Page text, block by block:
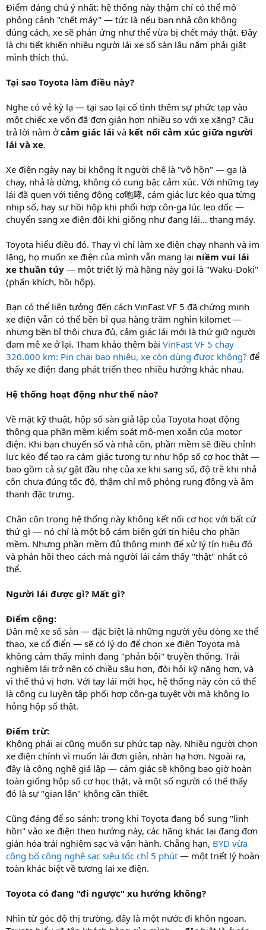
Điểm đáng chú ý nhất: hệ thống này thậm chí có thể mô
phỏng cảnh "chết máy" — tức là nếu bạn nhả côn không
đúng cách, xe sẽ phản ứng như thể vừa bị chết máy thật. Đây
là chi tiết khiến nhiều người lái xe số sàn lâu năm phải giật
mình thích thú.
Tại sao Toyota làm điều này?
Nghe có vẻ kỳ lạ — tại sao lại cố tình thêm sự phức tạp vào
một chiếc xe vốn đã đơn giản hơn nhiều so với xe xăng? Câu
trả lời nằm ởcảm giác lái và kết nối cảm xúc giữa người
lái và xe.
Xe điện ngày nay bị không ít người chê là "vô hồn" — ga là
chạy, nhả là dừng, không có cung bậc cảm xúc. Với những tay
lái đã quen với tiếng động cơ咆哮, cảm giác lực kéo qua từng
nhịp số, hay sự hồi hộp khi phối hợp côn-ga lúc leo dốc —
chuyển sang xe điện đôi khi giống như đang lái… thang máy.
Toyota hiểu điều đó. Thay vì chỉ làm xe điện chạy nhanh và im
lặng, họ muốn xe điện của mình vẫn mang lại niềm vui lái
xe thuần túy — một triết lý mà hãng này gọi là "Waku-Doki"
(phấn khích, hồi hộp).
Bạn có thể liên tưởng đến cách VinFast VF 5 đã chứng minh
xe điện vẫn có thể bền bỉ qua hàng trăm nghìn kilomet —
nhưng bền bỉ thôi chưa đủ, cảm giác lái mới là thứ giữ người
đam mê xe ở lại. Tham khảo thêm bài VinFast VF 5 chạy
320.000 km: Pin chai bao nhiêu, xe còn dùng được không? để
thấy xe điện đang phát triển theo nhiều hướng khác nhau.
Hệ thống hoạt động như thế nào?
Về mặt kỹ thuật, hộp số sàn giả lập của Toyota hoạt động
thông qua phần mềm kiểm soát mô-men xoắn của motor
điện. Khi bạn chuyển số và nhả côn, phần mềm sẽ điều chỉnh
lực kéo để tạo ra cảm giác tương tự như hộp số cơ học thật —
bao gồm cả sự gật đầu nhẹ của xe khi sang số, độ trễ khi nhả
côn chưa đúng tốc độ, thậm chí mô phỏng rung động và âm
thanh đặc trưng.
Chân côn trong hệ thống này không kết nối cơ học với bất cứ
thứ gì — nó chỉ là một bộ cảm biến gửi tín hiệu cho phần
mềm. Nhưng phần mềm đủ thông minh để xử lý tín hiệu đó
và phản hồi theo cách mà người lái cảm thấy "thật" nhất có
thể.
Người lái được gì? Mất gì?
Điểm cộng:
Dân mê xe số sàn — đặc biệt là những người yêu dòng xe thể
thao, xe cổ điển — sẽ có lý do để chọn xe điện Toyota mà
không cảm thấy mình đang "phản bội" truyền thống. Trải
nghiệm lái trở nên có chiều sâu hơn, đòi hỏi kỹ năng hơn, và
vì thế thú vị hơn. Với tay lái mới học, hệ thống này còn có thể
là công cụ luyện tập phối hợp côn-ga tuyệt vời mà không lo
hỏng hộp số thật.
Điểm trừ:
Không phải ai cũng muốn sự phức tạp này. Nhiều người chọn
xe điện chính vì muốn lái đơn giản, nhàn hạ hơn. Ngoài ra,
đây là công nghệ giả lập — cảm giác sẽ không bao giờ hoàn
toàn giống hộp số cơ học thật, và một số người có thể thấy
đó là sự "gian lận" không cần thiết.
Cũng đáng để so sánh: trong khi Toyota đang bổ sung "linh
hồn" vào xe điện theo hướng này, các hãng khác lại đang đơn
giản hóa trải nghiệm sạc và vận hành. Chẳng hạn, BYD vừa
công bố công nghệ sạc siêu tốc chỉ 5 phút — một triết lý hoàn
toàn khác biệt về tương lai xe điện.
Toyota có đang "đi ngược" xu hướng không?
Nhìn từ góc độ thị trường, đây là một nước đi khôn ngoan.